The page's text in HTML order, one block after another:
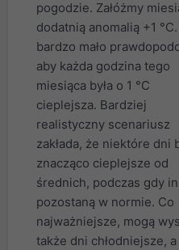
pogodzie. Załóżmy
dodatnią anomalią +1
bardzo mało
aby każda godzina tego
miesiąca była o 1 °C
cieplejsza. Bardziej
realistyczny scenariusz
zakłada, że niektóre dni
znacząco cieplejsze od
średnich, podczas gdy
pozostaną w normie. Co
najważniejsze, mogą
także dni chłodniejsze, a